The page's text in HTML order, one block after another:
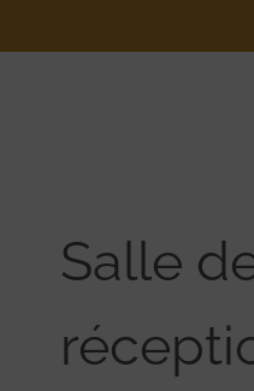
Salle